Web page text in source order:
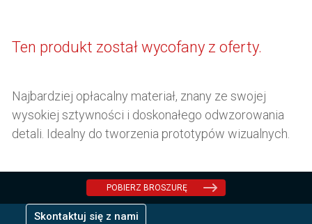
Ten produkt został wycofany z oferty.
Najbardziej opłacalny materiał, znany ze swojej
wysokiej sztywności i doskonałego odwzorowania
detali. Idealny do tworzenia prototypów wizualnych.
POBIERZ BROSZURĘ
Skontaktuj się z nami